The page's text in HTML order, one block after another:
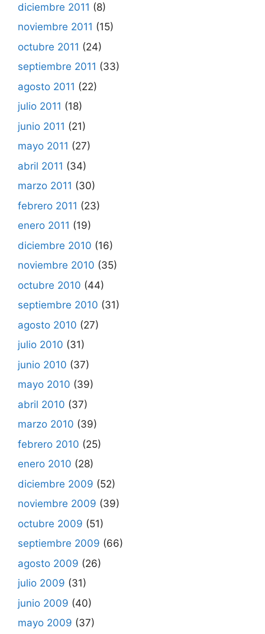
diciembre 2011 (8)
noviembre 2011 (15)
octubre 2011 (24)
septiembre 2011 (33)
agosto 2011 (22)
julio 2011 (18)
junio 2011 (21)
mayo 2011 (27)
abril 2011 (34)
marzo 2011 (30)
febrero 2011 (23)
enero 2011 (19)
diciembre 2010 (16)
noviembre 2010 (35)
octubre 2010 (44)
septiembre 2010 (31)
agosto 2010 (27)
julio 2010 (31)
junio 2010 (37)
mayo 2010 (39)
abril 2010 (37)
marzo 2010 (39)
febrero 2010 (25)
enero 2010 (28)
diciembre 2009 (52)
noviembre 2009 (39)
octubre 2009 (51)
septiembre 2009 (66)
agosto 2009 (26)
julio 2009 (31)
junio 2009 (40)
mayo 2009 (37)